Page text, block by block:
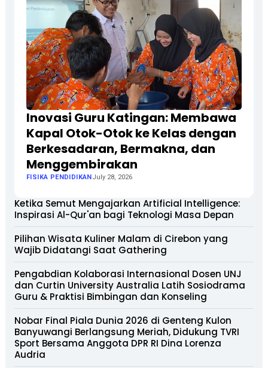
Inovasi Guru Katingan: Membawa
Kapal Otok-Otok ke Kelas dengan
Berkesadaran, Bermakna, dan
Menggembirakan
FISIKA PENDIDIKANJuly 28, 2026
Ketika Semut Mengajarkan Artificial Intelligence:
Inspirasi Al-Qur'an bagi Teknologi Masa Depan
Pilihan Wisata Kuliner Malam di Cirebon yang
Wajib Didatangi Saat Gathering
Pengabdian Kolaborasi Internasional Dosen UNJ
dan Curtin University Australia Latih Sosiodrama
Guru & Praktisi Bimbingan dan Konseling
Nobar Final Piala Dunia 2026 di Genteng Kulon
Banyuwangi Berlangsung Meriah, Didukung TVRI
Sport Bersama Anggota DPR RI Dina Lorenza
Audria